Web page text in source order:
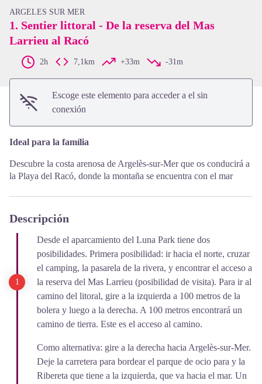
ARGELES SUR MER
1. Sentier littoral - De la reserva del Mas
Larrieu al Racó
2h 7,1km +33m -31m
Escoge este elemento para acceder a el sin
conexión
Ideal para la família
Descubre la costa arenosa de Argelès-sur-Mer que os conducirá a
la Playa del Racó, donde la montaña se encuentra con el mar
Descripción
Desde el aparcamiento del Luna Park tiene dos
posibilidades. Primera posibilidad: ir hacia el norte, cruzar
el camping, la pasarela de la rivera, y encontrar el acceso a
la reserva del Mas Larrieu (posibilidad de visita). Para ir al
camino del litoral, gire a la izquierda a 100 metros de la
bolera y luego a la derecha. A 100 metros encontrará un
camino de tierra. Este es el acceso al camino.
Como alternativa: gire a la derecha hacia Argelès-sur-Mer.
Deje la carretera para bordear el parque de ocio para y la
Ribereta que tiene a la izquierda, que va hacia el mar. Un